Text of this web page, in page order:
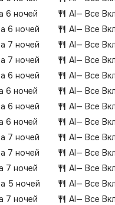
6 ночей
AI— Все
6 ночей
AI— Все
7 ночей
AI— Все
7 ночей
AI— Все
6 ночей
AI— Все
6 ночей
AI— Все
6 ночей
AI— Все
6 ночей
AI— Все
7 ночей
AI— Все
7 ночей
AI— Все
7 ночей
AI— Все
5 ночей
AI— Все
7 ночей
AI— Все